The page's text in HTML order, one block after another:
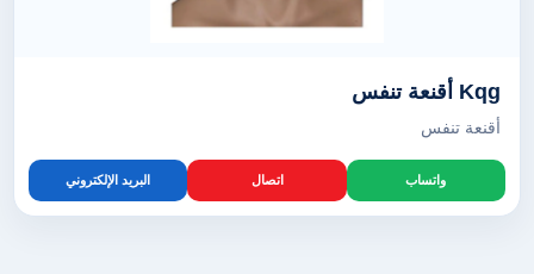
Kqg أقنعة تنفس
أقنعة تنفس
واتساب اتصال البريد الإلكتروني